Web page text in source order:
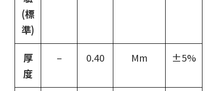
(標
準)
厚
度
– 0.40 Mm ±5%